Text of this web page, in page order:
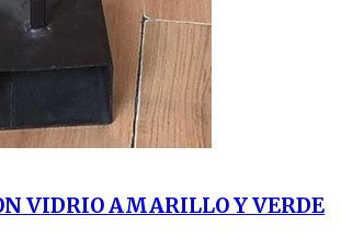
VIDRIO AMARILLO Y VERDE